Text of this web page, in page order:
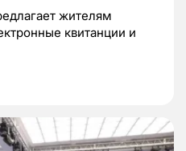
жителям
квитанции и